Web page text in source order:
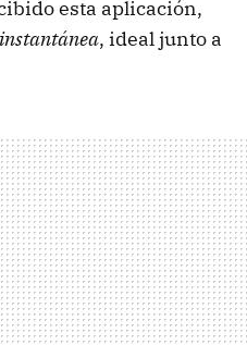
esta aplicación,
, ideal junto a